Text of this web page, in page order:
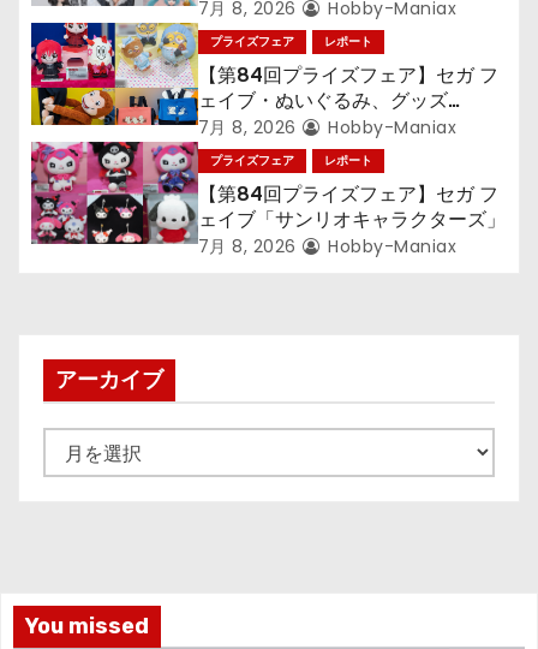
ン
ン』TVアニメ『呪術廻戦』『〈物
語〉シリーズ』「初音ミク」
7月 8, 2026 Hobby-Maniax
プライズフェア レポート
【第84回プライズフェア】セガ フ
ェイブ・ぬいぐるみ、グッズ
『LiSA』『ミニオン』『おさるの
ジョージ』『ポケットモンスター』
7月 8, 2026 Hobby-Maniax
プライズフェア レポート
【第84回プライズフェア】セガ フ
ェイブ「サンリオキャラクターズ」
7月 8, 2026 Hobby-Maniax
アーカイブ
ー
You missed